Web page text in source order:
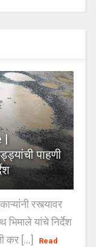
|
पाहणी
रस्त्यावर
यांचे निर्देश
कर [...]
Read